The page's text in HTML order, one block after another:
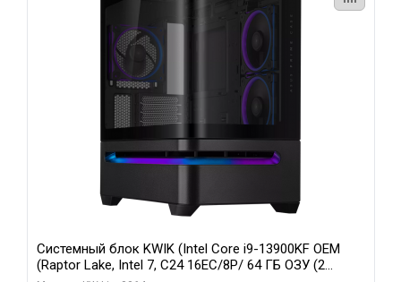
Системный блок KWIK (Intel Core i9-13900KF OEM
(Raptor Lake, Intel 7, C24 16EC/8P/ 64 ГБ ОЗУ (2